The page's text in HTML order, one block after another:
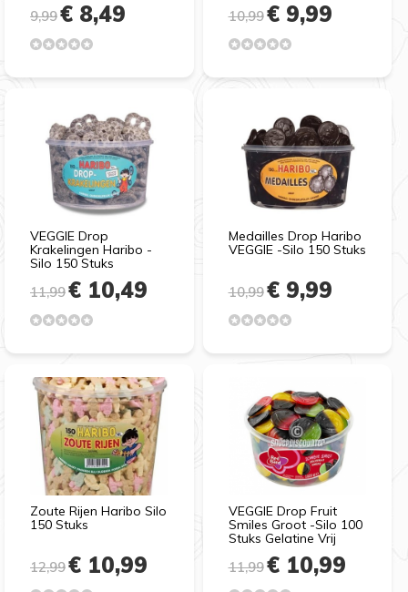
9,99€ 8,49 10,99€ 9,99
VEGGIE Drop
Krakelingen Haribo -
Silo 150 Stuks
11,99€ 10,49
Medailles Drop Haribo
VEGGIE -Silo 150 Stuks
10,99€ 9,99
Zoute Rijen Haribo Silo
150 Stuks
12,99€ 10,99
VEGGIE Drop Fruit
Smiles Groot -Silo 100
Stuks Gelatine Vrij
11,99€ 10,99